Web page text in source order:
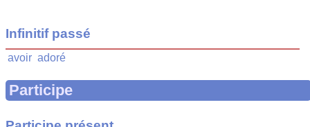
Infinitif passé
avoir adoré
Participe